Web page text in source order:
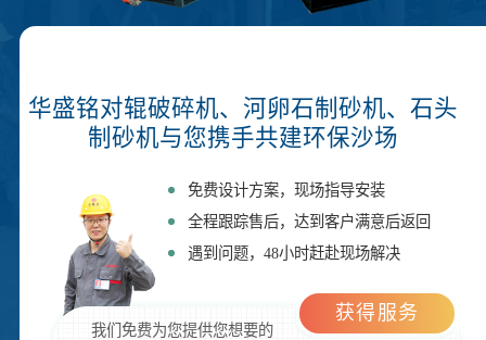
华盛铭对辊破碎机、河卵石制砂机、石头
制砂机与您携手共建环保沙场
免费设计方案，现场指导安装
全程跟踪售后，达到客户满意后返回
遇到问题，48小时赶赴现场解决
我们免费为您提供您想要的
获得服务